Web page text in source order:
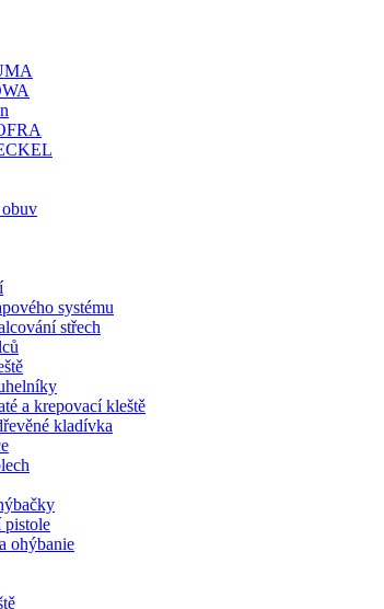
systému
střech
a krepovací kleště
kladívka
pistole
ohýbanie